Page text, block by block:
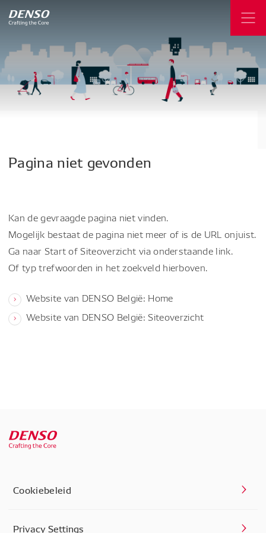
Pagina niet gevonden
Kan de gevraagde pagina niet vinden.
Mogelijk bestaat de pagina niet meer of is de URL onjuist.
Ga naar Start of Siteoverzicht via onderstaande link.
Of typ trefwoorden in het zoekveld hierboven.
Website van DENSO België: Home
Website van DENSO België: Siteoverzicht
Cookiebeleid
Privacy Settings